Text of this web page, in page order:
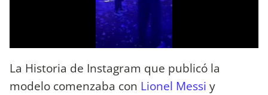
La Historia de Instagram que publicó la
modelo comenzaba con Lionel Messi y